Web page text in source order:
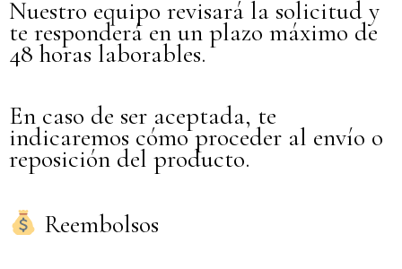
Nuestro equipo revisará la solicitud y
te responderá en un plazo máximo de
48 horas laborables.
En caso de ser aceptada, te
indicaremos cómo proceder al envío o
reposición del producto.
Reembolsos